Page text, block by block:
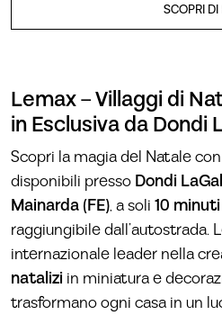
SCOPRI DI
Lemax – Villaggi di
in Esclusiva da Dondi
Scopri la magia del Natale
disponibili presso Dondi
Mainarda (FE), a soli 10
raggiungibile dall’autostrada.
internazionale leader nella
natalizi in miniatura e
trasformano ogni casa in un